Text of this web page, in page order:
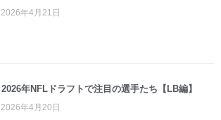
2026年4月21日
2026年NFLドラフトで注目の選手たち【LB編】
2026年4月20日